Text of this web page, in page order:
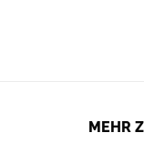
MEHR